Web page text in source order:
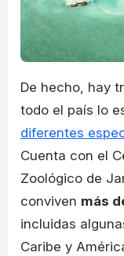
De hecho, hay
todo el país lo
diferentes
Cuenta con el
Zoológico de
conviven más
incluidas
Caribe y